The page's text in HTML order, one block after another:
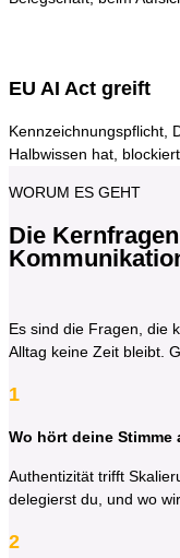
EU AI Act greift
Kennzeichnungspflicht,
Halbwissen hat,
WORUM ES GEHT
Die
Es sind die Fragen, die
Alltag keine Zeit bleibt.
1
Wo hört deine
Authentizität trifft
delegierst du, und wo
2